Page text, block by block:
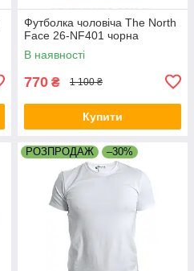
Футболка чоловіча The North
Face 26-NF401 чорна
В наявності
770 ₴ 1 100 ₴
Купити
РОЗПРОДАЖ –30%